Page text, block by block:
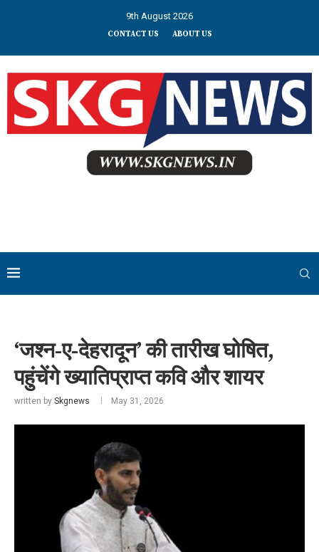
9th August 2026
CONTACT US ABOUT US
‘जश्न-ए-देहरादून’ की तारीख घोषित,
पहुंचेंगे ख्यातिप्राप्त कवि और शायर
written by Skgnews May 31, 2026